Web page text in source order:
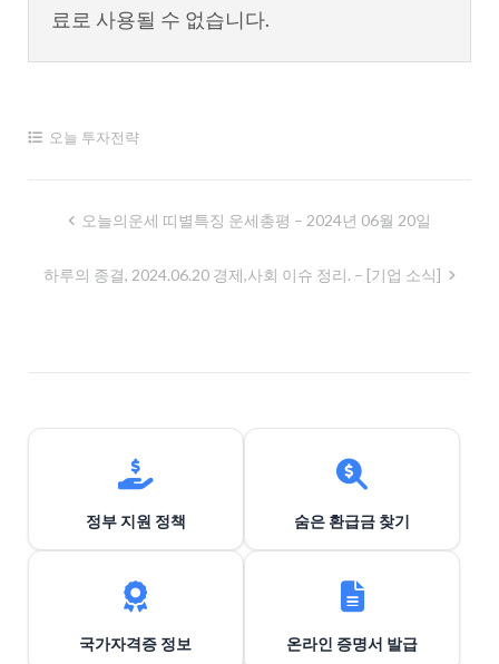
료로 사용될 수 없습니다.
오늘 투자전략
비
오늘의운세 띠별특징 운세총평 – 2024년 06월 20일
하루의 종결, 2024.06.20 경제,사회 이슈 정리. – [기업 소식]
정부 지원 정책 숨은 환급금 찾기
국가자격증 정보 온라인 증명서 발급